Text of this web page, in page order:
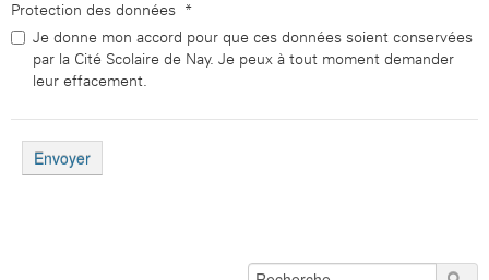
Protection des données *
Je donne mon accord pour que ces données soient conservées
par la Cité Scolaire de Nay. Je peux à tout moment demander
leur effacement.
Envoyer